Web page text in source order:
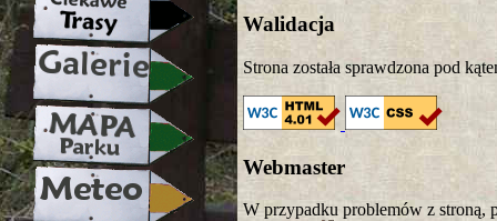
Walidacja
Strona została sprawdzona pod
Webmaster
W przypadku problemów z stroną,